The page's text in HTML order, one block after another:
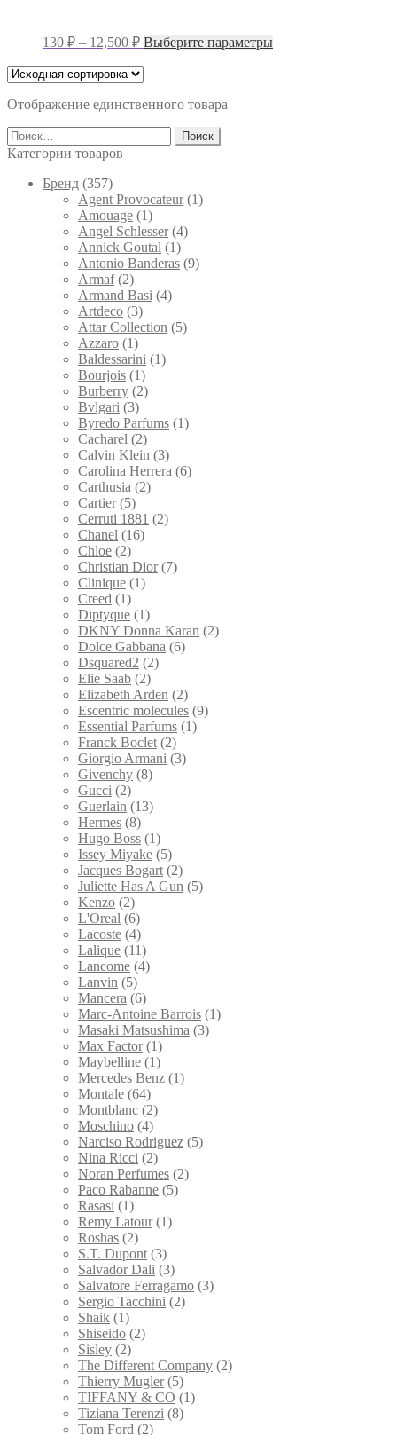
130 ₽ – 12,500 ₽Диапазон
130 ₽
12,500 ₽
Выберите параметрыЭтот
Отображение единственного товара
Найти:
Категории товаров
Брeнд (357)
Agent Provocateur (1)
Amouage (1)
Angel Schlesser (4)
Annick Goutal (1)
Antonio Banderas (9)
Armaf (2)
Armand Basi (4)
Artdeco (3)
Attar Collection (5)
Azzaro (1)
Baldessarini (1)
Bourjois (1)
Burberry (2)
Bvlgari (3)
Byredo Parfums (1)
Cacharel (2)
Calvin Klein (3)
Carolina Herrera (6)
Carthusia (2)
Cartier (5)
Cerruti 1881 (2)
Chanel (16)
Chloe (2)
Christian Dior (7)
Clinique (1)
Creed (1)
Diptyque (1)
DKNY Donna Karan (2)
Dolce Gabbana (6)
Dsquared2 (2)
Elie Saab (2)
Elizabeth Arden (2)
Escentric molecules (9)
Essential Parfums (1)
Franck Boclet (2)
Giorgio Armani (3)
Givenchy (8)
Gucci (2)
Guerlain (13)
Hermes (8)
Hugo Boss (1)
Issey Miyake (5)
Jacques Bogart (2)
Juliette Has A Gun (5)
Kenzo (2)
L'Oreal (6)
Lacoste (4)
Lalique (11)
Lancome (4)
Lanvin (5)
Mancera (6)
Marc-Antoine Barrois (1)
Masaki Matsushima (3)
Max Factor (1)
Maybelline (1)
Mercedes Benz (1)
Montale (64)
Montblanc (2)
Moschino (4)
Narciso Rodriguez (5)
Nina Ricci (2)
Noran Perfumes (2)
Paco Rabanne (5)
Rasasi (1)
Remy Latour (1)
Roshas (2)
S.T. Dupont (3)
Salvador Dali (3)
Salvatore Ferragamo (3)
Sergio Tacchini (2)
Shaik (1)
Shiseido (2)
Sisley (2)
The Different Company (2)
Thierry Mugler (5)
TIFFANY & CO (1)
Tiziana Terenzi (8)
Tom Ford (2)